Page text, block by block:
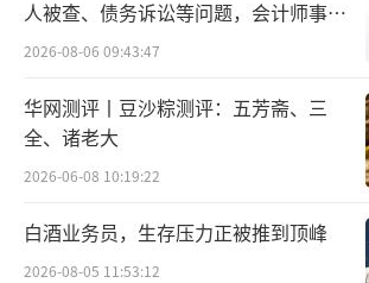
整个卖场，引得市民纷纷驻足
的本帮熏鱼，浸入秘制酱汁，
酥烂，甜香入味，一口解锁老
香甜的八宝饭，糯米绵密、馅
家庭新春餐桌的必备；香气扑
肉质鲜嫩、葱香浓郁，每一款
爱，刚出炉就被一抢而空。
人被查、债务诉讼等问题，会计师事务
所曾出具“保留意见”
2026-08-06 09:43:47
华网测评丨豆沙粽测评：五芳斋、三
全、诸老大
2026-06-08 10:19:22
白酒业务员，生存压力正被推到顶峰
2026-08-05 11:53:12